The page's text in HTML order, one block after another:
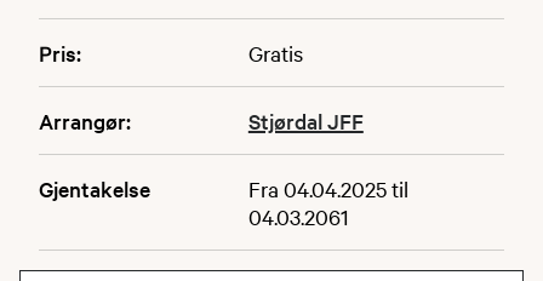
Pris: Gratis
Arrangør: Stjørdal JFF
Gjentakelse
Fra 04.04.2025 til
04.03.2061